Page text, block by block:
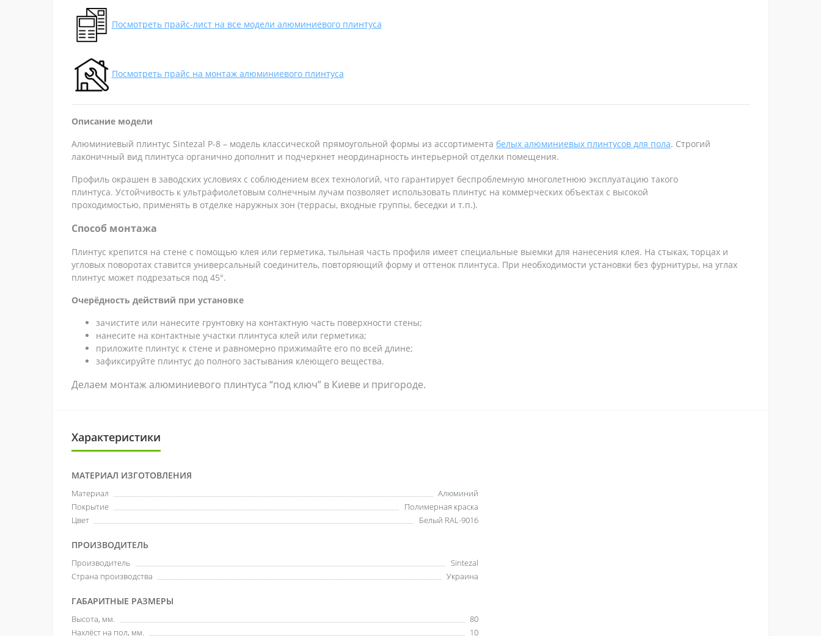
Посмотреть прайс-лист на все модели алюминиевого плинтуса
Посмотреть прайс на монтаж алюминиевого плинтуса
Описание модели
Алюминиевый плинтус Sintezal P-8 – модель классической прямоугольной формы из ассортимента белых алюминиевых плинтусов для пола. Строгий
лаконичный вид плинтуса органично дополнит и подчеркнет неординарность интерьерной отделки помещения.
Профиль окрашен в заводских условиях с соблюдением всех технологий, что гарантирует беспроблемную многолетнюю эксплуатацию такого
плинтуса. Устойчивость к ультрафиолетовым солнечным лучам позволяет использовать плинтус на коммерческих объектах с высокой
проходимостью, применять в отделке наружных зон (террасы, входные группы, беседки и т.п.).
Способ монтажа
Плинтус крепится на стене с помощью клея или герметика, тыльная часть профиля имеет специальные выемки для нанесения клея. На стыках, торцах и
угловых поворотах ставится универсальный соединитель, повторяющий форму и оттенок плинтуса. При необходимости установки без фурнитуры, на углах
плинтус может подрезаться под 45°.
Очерёдность действий при установке
зачистите или нанесите грунтовку на контактную часть поверхности стены;
нанесите на контактные участки плинтуса клей или герметика;
приложите плинтус к стене и равномерно прижимайте его по всей длине;
зафиксируйте плинтус до полного застывания клеющего вещества.
Делаем монтаж алюминиевого плинтуса “под ключ” в Киеве и пригороде.
Характеристики
МАТЕРИАЛ ИЗГОТОВЛЕНИЯ
Материал
Алюминий
Покрытие
Полимерная краска
Цвет
Белый RAL-9016
ПРОИЗВОДИТЕЛЬ
Производитель
Sintezal
Страна производства
Украина
ГАБАРИТНЫЕ РАЗМЕРЫ
Высота, мм.
80
Нахлёст на пол, мм.
10